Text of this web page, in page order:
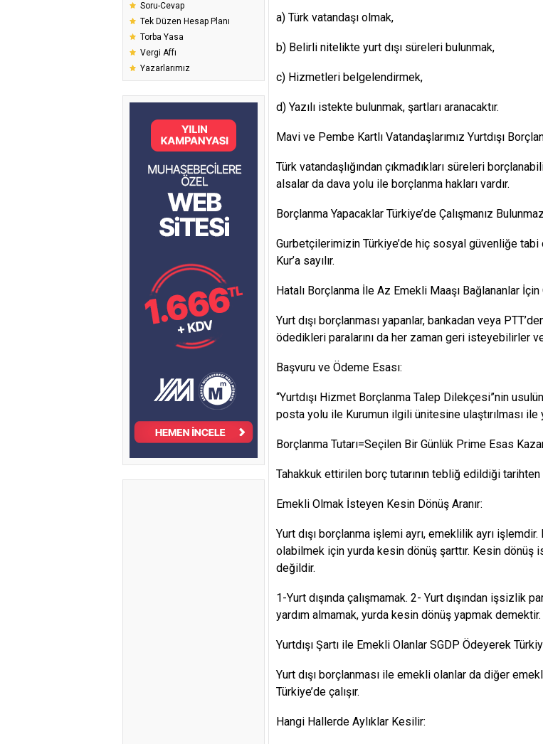
Soru-Cevap
Tek Düzen Hesap Planı
Torba Yasa
Vergi Affı
Yazarlarımız
a) Türk vatandaşı olmak,
b) Belirli nitelikte yurt dışı süreleri bulunmak,
c) Hizmetleri belgelendirmek,
d) Yazılı istekte bulunmak, şartları aranacaktır.
Mavi ve Pembe Kartlı Vatandaşlarımız Yurtdışı
Türk vatandaşlığından çıkmadıkları süreleri
alsalar da dava yolu ile borçlanma hakları vardır.
Borçlanma Yapacaklar Türkiye’de Çalışmanız
Gurbetçilerimizin Türkiye’de hiç sosyal güvenliğe tabi
Kur’a sayılır.
Hatalı Borçlanma İle Az Emekli Maaşı Bağlananlar İçin
Yurt dışı borçlanması yapanlar, bankadan veya
ödedikleri paralarını da her zaman geri isteyebilirler
Başvuru ve Ödeme Esası:
“Yurtdışı Hizmet Borçlanma Talep Dilekçesi”nin
posta yolu ile Kurumun ilgili ünitesine ulaştırılması ile
Borçlanma Tutarı=Seçilen Bir Günlük Prime Esas
Tahakkuk ettirilen borç tutarının tebliğ edildiği
Emekli Olmak İsteyen Kesin Dönüş Aranır:
Yurt dışı borçlanma işlemi ayrı, emeklilik ayrı
olabilmek için yurda kesin dönüş şarttır. Kesin dönüş
değildir.
1-Yurt dışında çalışmamak. 2- Yurt dışından işsizlik
yardım almamak, yurda kesin dönüş yapmak demektir.
Yurtdışı Şartı ile Emekli Olanlar SGDP Ödeyerek
Yurt dışı borçlanması ile emekli olanlar da diğer
Türkiye’de çalışır.
Hangi Hallerde Aylıklar Kesilir: